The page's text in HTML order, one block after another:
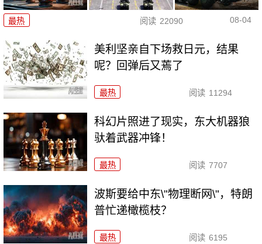
最热 阅读 22090 08-04
美利坚亲自下场救日元，结果
呢？回弹后又蔫了
最热 阅读 11294
科幻片照进了现实，东大机器狼
驮着武器冲锋！
最热 阅读 7707
波斯要给中东\"物理断网\"，特朗
普忙递橄榄枝？
最热 阅读 6195